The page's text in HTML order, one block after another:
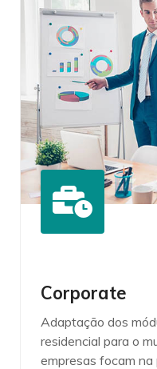
School
Tranquilidade
controle da
principais